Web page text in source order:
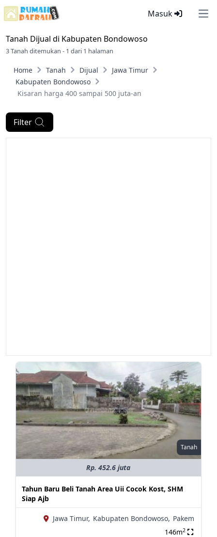
Masuk
Tanah Dijual di Kabupaten Bondowoso
3 Tanah ditemukan - 1 dari 1 halaman
Home Tanah Dijual
Jawa Timur
Kabupaten Bondowoso
Kisaran harga 400 sampai 500 juta-an
Filter
Tanah
Rp. 452.6 juta
Tahun Baru Beli Tanah Area Uii Cocok Kost, SHM
Siap Ajb
Jawa Timur, Kabupaten Bondowoso, Pakem
146m2